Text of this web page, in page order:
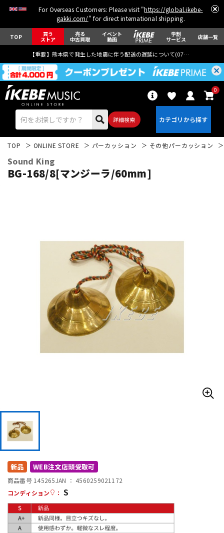
For Overseas Customers: Please visit "https://global.ikebe-
gakki.com/" for direct international shipping.
TOP 買う
ストア
売る
中古買取
イベント
動画
学割
サービス 店舗一覧
【重要】熊本県で発生した地震に伴う配送の遅延について(07月29日
詳細検索
0
パーカッション
キーボード 電子ピアノ
配信/ライブ機器
中古
TOP ONLINE STORE パーカッション その他パーカッション
Sound King
BG-168/8[マンジーラ/60mm]
新品 WEB注文店頭受取可
商品番号 145265JAN ： 4560259021172
コンディション
： S